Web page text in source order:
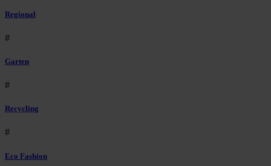
Regional
#
Garten
#
Recycling
#
Eco Fashion